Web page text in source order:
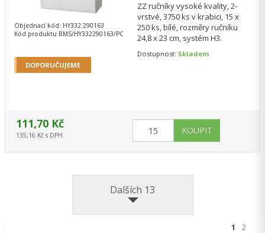
ZZ ručníky vysoké kvality, 2-
vrstvé, 3750 ks v krabici, 15 x
250 ks, bílé, rozměry ručníku
24,8 x 23 cm, systém H3.
Dostupnost: Skladem
Objednací kód: HY332.290163
Kód produktu BMS/HY332290163/PC
111,70 Kč
135,16 Kč s DPH
DOPORUČUJEME
Dalších 13
1 2